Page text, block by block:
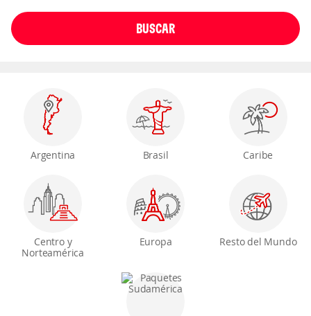
Argentina Brasil Caribe
Centro y
Norteamérica
Europa Resto del Mundo